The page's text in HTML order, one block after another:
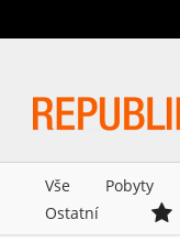
Vše Pobyty
Ostatní